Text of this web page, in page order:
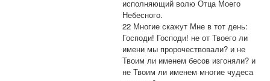
исполняющий волю Отца Моего
Небесного.
22 Многие скажут Мне в тот день:
Господи! Господи! не от Твоего ли
имени мы пророчествовали? и не
Твоим ли именем бесов изгоняли? и
не Твоим ли именем многие чудеса